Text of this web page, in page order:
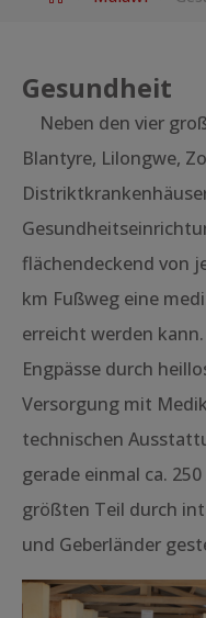
Gesundheit
Neben den vier
Blantyre, Lilongwe,
flächendeckend von
km Fußweg eine
erreicht werden
Engpässe durch
Versorgung mit
technischen
gerade einmal ca.
größten Teil durch
und Geberländer